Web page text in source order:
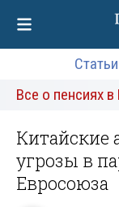
Статьи
Все о пенсиях в
Китайские
угрозы в
Евросоюза